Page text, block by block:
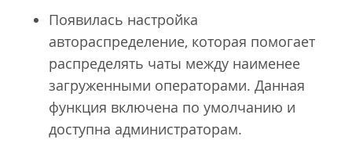
Появилась настройка
автораспределение, которая помогает
распределять чаты между наименее
загруженными операторами. Данная
функция включена по умолчанию и
доступна администраторам.